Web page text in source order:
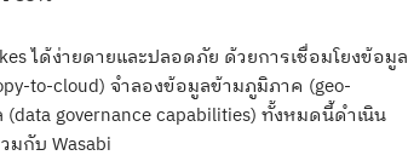
ได้ง่ายดายและปลอดภัย ด้วยการเชื่อมโยงข้อมูล
to-cloud) จำลองข้อมูลข้ามภูมิภาค (geo-
governance capabilities) ทั้งหมดนี้ดำเนิน
กับ Wasabi